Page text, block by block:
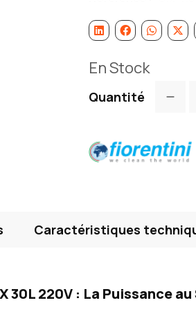
En Stock
Quantité
Caractéristiques
30L 220V : La Puissance